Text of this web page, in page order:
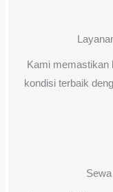
Kami memastikan
kondisi terbaik